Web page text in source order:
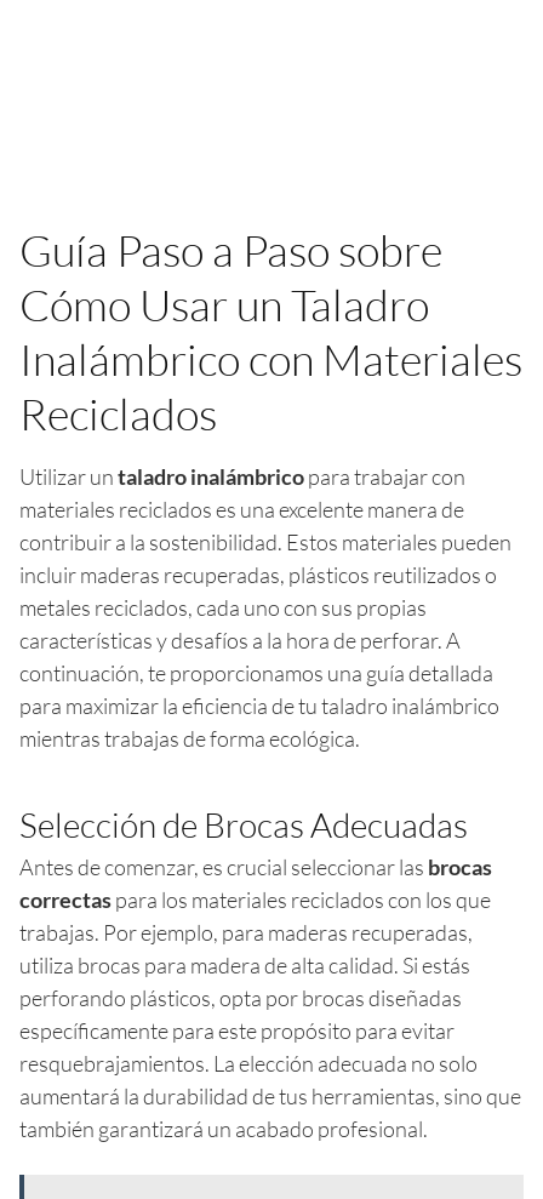
Guía Paso a Paso sobre
Cómo Usar un Taladro
Inalámbrico con Materiales
Reciclados
Utilizar untaladro inalámbricopara trabajar con
materiales reciclados es una excelente manera de
contribuir a la sostenibilidad. Estos materiales pueden
incluir maderas recuperadas, plásticos reutilizados o
metales reciclados, cada uno con sus propias
características y desafíos a la hora de perforar. A
continuación, te proporcionamos una guía detallada
para maximizar la eficiencia de tu taladro inalámbrico
mientras trabajas de forma ecológica.
Selección de Brocas Adecuadas
Antes de comenzar, es crucial seleccionar las brocas
correctaspara los materiales reciclados con los que
trabajas. Por ejemplo, para maderas recuperadas,
utiliza brocas para madera de alta calidad. Si estás
perforando plásticos, opta por brocas diseñadas
específicamente para este propósito para evitar
resquebrajamientos. La elección adecuada no solo
aumentará la durabilidad de tus herramientas, sino que
también garantizará un acabado profesional.